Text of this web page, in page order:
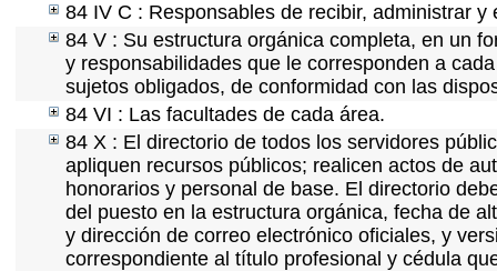
84 IV C : Responsables de recibir, administrar y
84 V : Su estructura orgánica completa, en un
y responsabilidades que le corresponden a
sujetos obligados, de conformidad con las
84 VI : Las facultades de cada área.
84 X : El directorio de todos los servidores
apliquen recursos públicos; realicen actos de
honorarios y personal de base. El directorio
del puesto en la estructura orgánica, fecha de
y dirección de correo electrónico oficiales, y
correspondiente al título profesional y cédula